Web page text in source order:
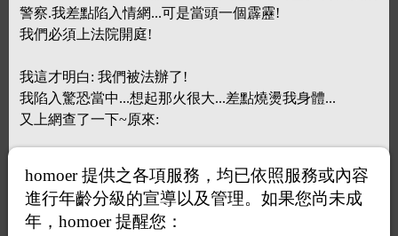
警察.我差點陷入情網...可是當頭一個霹靂!
我們必須上法院開庭!
我這才明白: 我們被法辦了!
我陷入驚恐當中...想起那火很大...差點燒燙我身體...
又上網查了一下~原來:
中央社／ 屏東縣20日電
homoer 提供之各項服務，均已依照服務或內容
進行年齡分級的宣導以及管理。如果您尚未成
年，homoer 提醒您：